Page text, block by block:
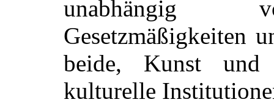
unabhängig
Gesetzmäßigkeiten
beide, Kunst und
kulturelle